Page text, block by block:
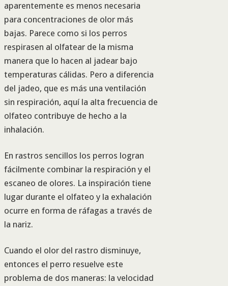
aparentemente es menos necesaria
para concentraciones de olor más
bajas. Parece como si los perros
respirasen al olfatear de la misma
manera que lo hacen al jadear bajo
temperaturas cálidas. Pero a diferencia
del jadeo, que es más una ventilación
sin respiración, aquí la alta frecuencia de
olfateo contribuye de hecho a la
inhalación.
En rastros sencillos los perros logran
fácilmente combinar la respiración y el
escaneo de olores. La inspiración tiene
lugar durante el olfateo y la exhalación
ocurre en forma de ráfagas a través de
la nariz.
Cuando el olor del rastro disminuye,
entonces el perro resuelve este
problema de dos maneras: la velocidad